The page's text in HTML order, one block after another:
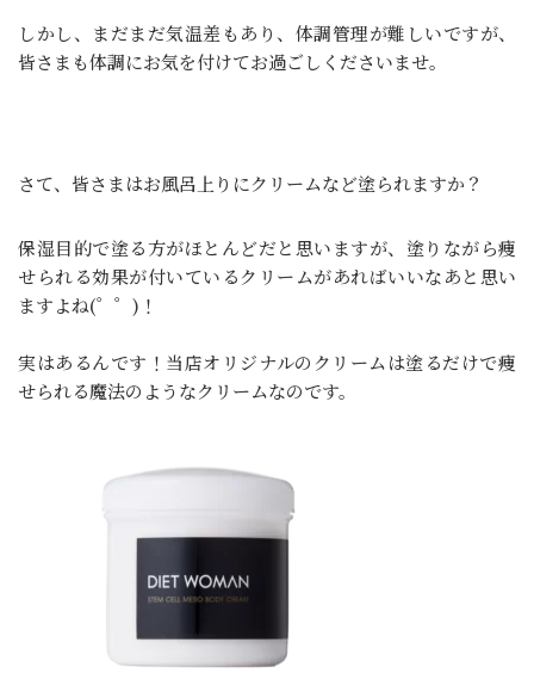
しかし、まだまだ気温差もあり、体調管理が難しいですが、
皆さまも体調にお気を付けてお過ごしくださいませ。
さて、皆さまはお風呂上りにクリームなど塗られますか？
保湿目的で塗る方がほとんどだと思いますが、塗りながら痩
せられる効果が付いているクリームがあればいいなあと思い
ますよね(゜゜)！
実はあるんです！当店オリジナルのクリームは塗るだけで痩
せられる魔法のようなクリームなのです。